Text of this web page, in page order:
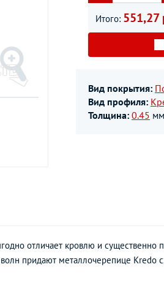
Итого: 551,27
Вид покрытия:
Вид профиля:
Толщина: 0.45 мм
отличает кровлю и существенно
придают металлочерепице Kredo